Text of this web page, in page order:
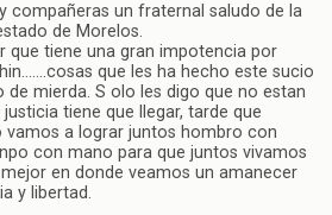
compañeras un fraternal saludo de la
de Morelos.
que tiene una gran impotencia por
que les ha hecho este sucio
de mierda. S olo les digo que no estan
tiene que llegar, tarde que
vamos a lograr juntos hombro con
con mano para que juntos vivamos
en donde veamos un amanecer
y libertad.